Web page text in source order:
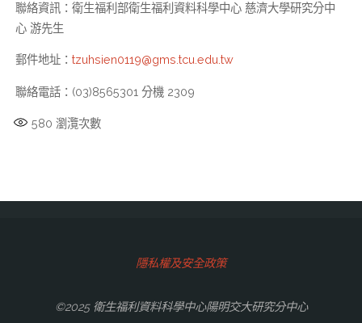
聯絡資訊：衛生福利部衛生福利資料科學中心 慈濟大學研究分中
心 游先生
郵件地址： tzuhsien0119@gms.tcu.edu.tw
聯絡電話：(03)8565301 分機 2309
580 瀏灠次數
隱私權及安全政策
©2025 衛生福利資料科學中心陽明交大研究分中心